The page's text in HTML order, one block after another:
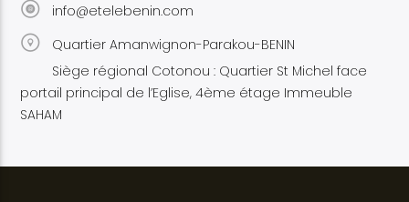
info@etelebenin.com
Quartier Amanwignon-Parakou-BENIN
Siège régional Cotonou : Quartier St Michel face
portail principal de l’Eglise, 4ème étage Immeuble
SAHAM